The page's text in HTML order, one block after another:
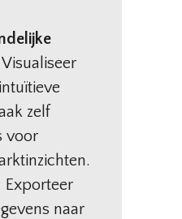
Visualiseer
zelf
voor
Exporteer
naar